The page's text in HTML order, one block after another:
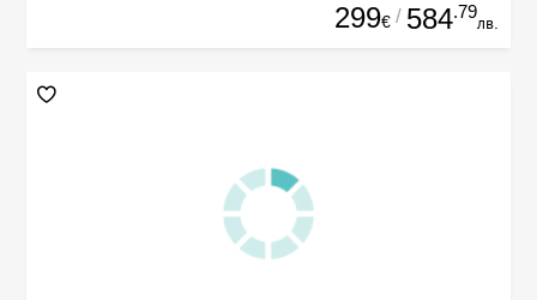
299€ / 584.79
лв.